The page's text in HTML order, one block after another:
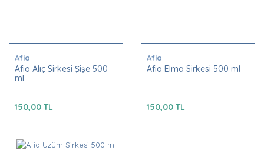
Afia
Afia Alıç Sirkesi Şişe 500
ml
150,00 TL
Afia
Afia Elma Sirkesi 500 ml
150,00 TL